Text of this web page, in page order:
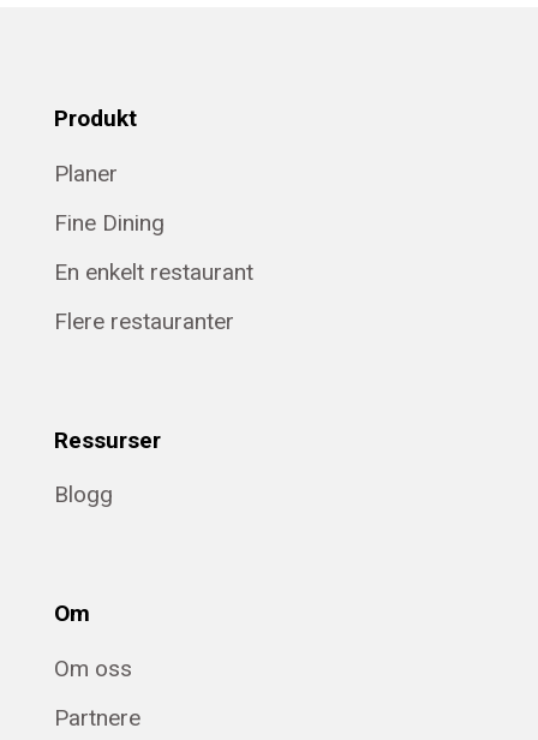
Produkt
Planer
Fine Dining
En enkelt restaurant
Flere restauranter
Ressurser
Blogg
Om
Om oss
Partnere